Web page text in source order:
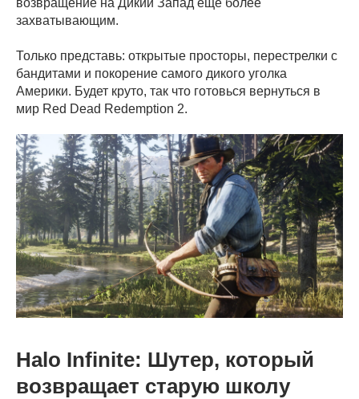
возвращение на Дикий Запад ещё более
захватывающим.
Только представь: открытые просторы, перестрелки с
бандитами и покорение самого дикого уголка
Америки. Будет круто, так что готовься вернуться в
мир Red Dead Redemption 2.
Halo Infinite: Шутер, который
возвращает старую школу